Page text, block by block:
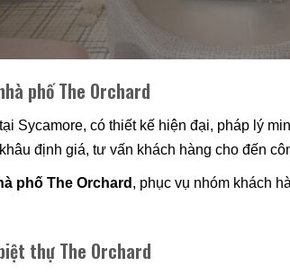
phố The Orchard
Sycamore, có thiết kế hiện đại, pháp lý
định giá, tư vấn khách hàng cho đến
phố The Orchard , phục vụ nhóm khách
thự The Orchard